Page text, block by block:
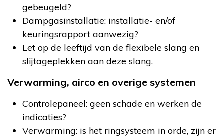
gebeugeld?
Dampgasinstallatie: installatie- en/of
keuringsrapport aanwezig?
Let op de leeftijd van de flexibele slang en
slijtageplekken aan deze slang.
Verwarming, airco en overige systemen
Controlepaneel: geen schade en werken de
indicaties?
Verwarming: is het ringsysteem in orde, zijn er